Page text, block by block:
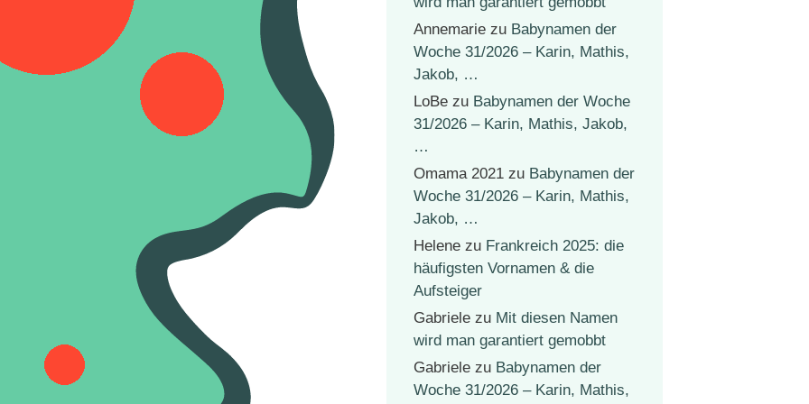
Annemarie zu Babynamen der
Woche 31/2026 – Karin, Mathis,
Jakob, …
LoBe zu Babynamen der Woche
31/2026 – Karin, Mathis, Jakob,
…
Omama 2021 zu Babynamen der
Woche 31/2026 – Karin, Mathis,
Jakob, …
Helene zu Frankreich 2025: die
häufigsten Vornamen & die
Aufsteiger
Gabriele zu Mit diesen Namen
wird man garantiert gemobbt
Gabriele zu Babynamen der
Woche 31/2026 – Karin, Mathis,